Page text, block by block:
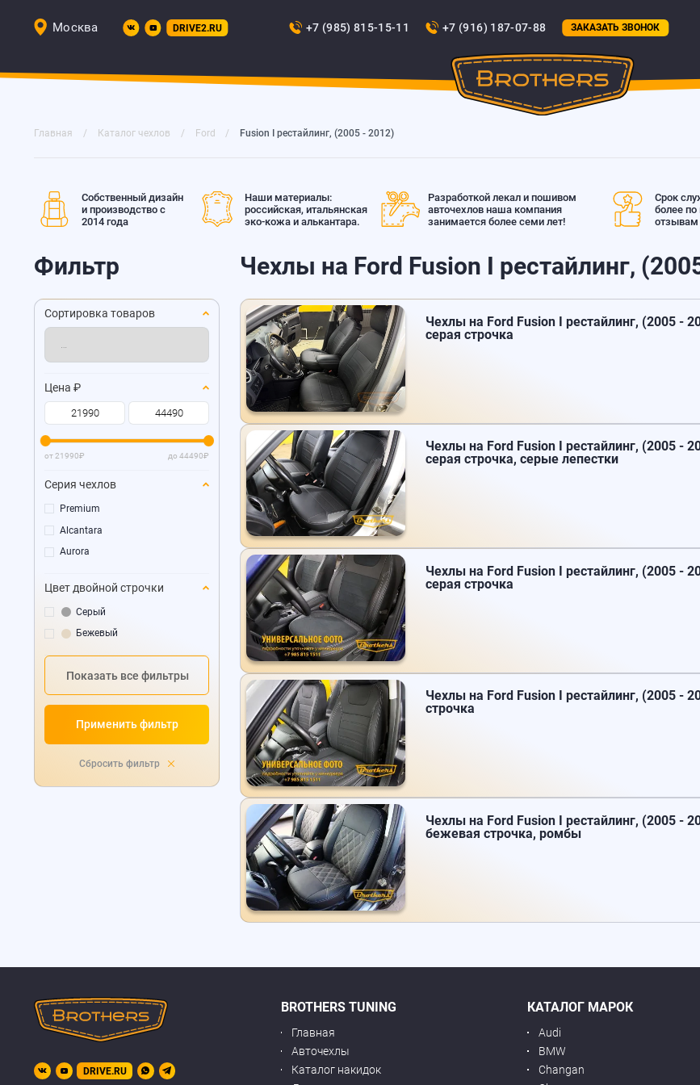
Москва DRIVE2.RU +7 (985) 815-15-11 +7 (916) 187-07-88 ЗАКАЗАТЬ ЗВОНОК
Главная Каталог чехлов Ford Fusion I рестайлинг, (2005 - 2012)
Собственный дизайн
и производство с
2014 года
Наши материалы:
российская, итальянская
эко-кожа и алькантара.
Разработкой лекал и пошивом
авточехлов наша компания
занимается более семи лет!
Срок
более
отзывам
Чехлы на Ford Fusion I рестайлинг,
Чехлы на Ford Fusion I рестайлинг, (2005 -
серая строчка
Чехлы на Ford Fusion I рестайлинг, (2005 -
серая строчка, серые лепестки
Чехлы на Ford Fusion I рестайлинг, (2005 -
серая строчка
Чехлы на Ford Fusion I рестайлинг, (2005 -
строчка
Чехлы на Ford Fusion I рестайлинг, (2005 -
бежевая строчка, ромбы
Фильтр
Сортировка товаров
Цена₽
от21990₽ до44490₽
Серия чехлов
Premium
Alcantara
Aurora
Цвет двойной строчки
Серый
Бежевый
Показать все фильтры
Применить фильтр
Сбросить фильтр
DRIVE.RU
BROTHERS TUNING
Главная
Авточехлы
Каталог накидок
КАТАЛОГ МАРОК
Audi
BMW
Changan